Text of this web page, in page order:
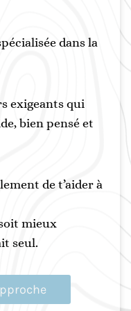
dans la
exigeants qui
bien pensé et
de t’aider à
mieux
seul.